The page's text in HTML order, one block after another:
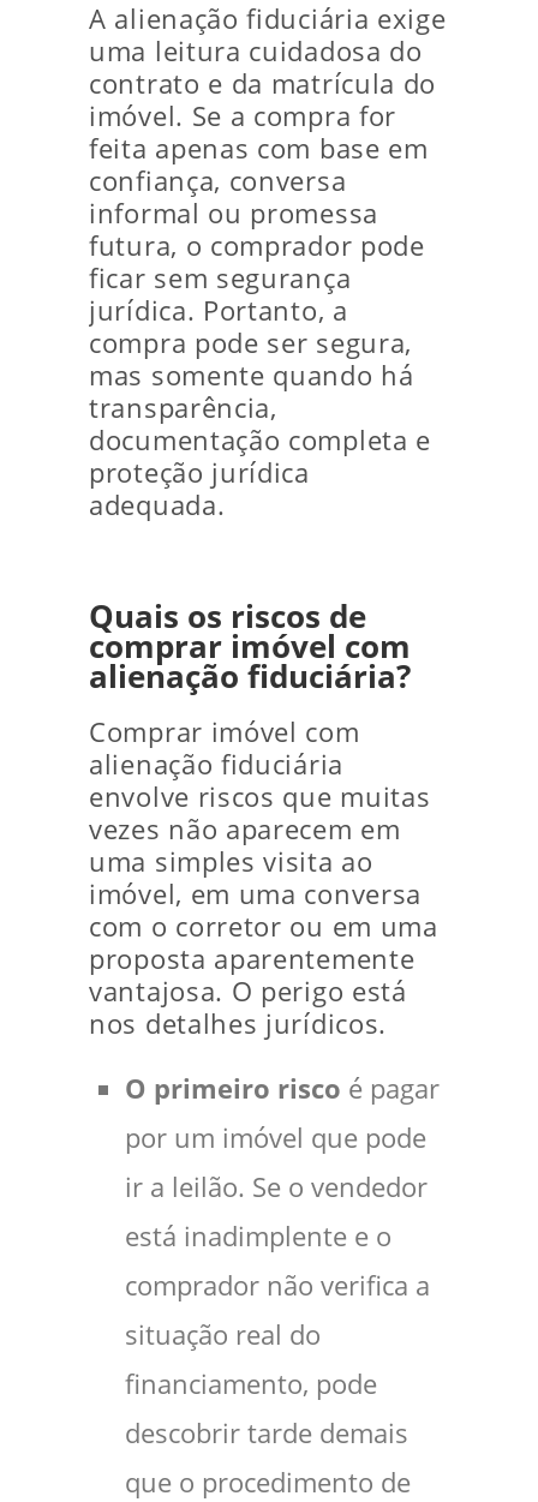
A alienação fiduciária exige
uma leitura cuidadosa do
contrato e da matrícula do
imóvel. Se a compra for
feita apenas com base em
confiança, conversa
informal ou promessa
futura, o comprador pode
ficar sem segurança
jurídica. Portanto, a
compra pode ser segura,
mas somente quando há
transparência,
documentação completa e
proteção jurídica
adequada.
Quais os riscos de
comprar imóvel com
alienação fiduciária?
Comprar imóvel com
alienação fiduciária
envolve riscos que muitas
vezes não aparecem em
uma simples visita ao
imóvel, em uma conversa
com o corretor ou em uma
proposta aparentemente
vantajosa. O perigo está
nos detalhes jurídicos.
O primeiro risco é pagar
por um imóvel que pode
ir a leilão. Se o vendedor
está inadimplente e o
comprador não verifica a
situação real do
financiamento, pode
descobrir tarde demais
que o procedimento de